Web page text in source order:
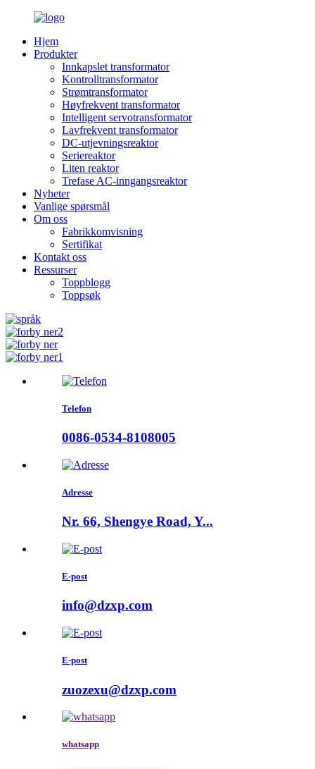
Hjem
Produkter
Innkapslet transformator
Kontrolltransformator
Strømtransformator
Høyfrekvent transformator
Intelligent servotransformator
Lavfrekvent transformator
DC-utjevningsreaktor
Seriereaktor
Liten reaktor
Trefase AC-inngangsreaktor
Nyheter
Vanlige spørsmål
Om oss
Fabrikkomvisning
Sertifikat
Kontakt oss
Ressurser
Toppblogg
Toppsøk
Telefon
0086-0534-8108005
Adresse
Nr. 66, Shengye Road, Y...
E-post
info@dzxp.com
E-post
zuozexu@dzxp.com
whatsapp